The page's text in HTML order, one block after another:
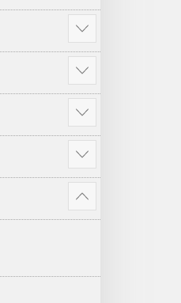
Zobraziť
viac
Zobraziť
viac
Zobraziť
viac
Zobraziť
viac
Zobraziť
viac